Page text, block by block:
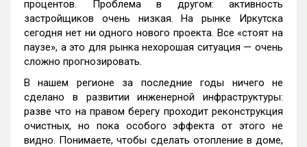
процентов. Проблема в другом: активность
застройщиков очень низкая. На рынке Иркутска
сегодня нет ни одного нового проекта. Все «стоят на
паузе», а это для рынка нехорошая ситуация — очень
сложно прогнозировать.
В нашем регионе за последние годы ничего не
сделано в развитии инженерной инфраструктуры:
разве что на правом берегу проходит реконструкция
очистных, но пока особого эффекта от этого не
видно. Понимаете, чтобы сделать отопление в доме,